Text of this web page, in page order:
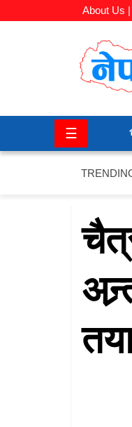
About Us |
राजनीति
☰